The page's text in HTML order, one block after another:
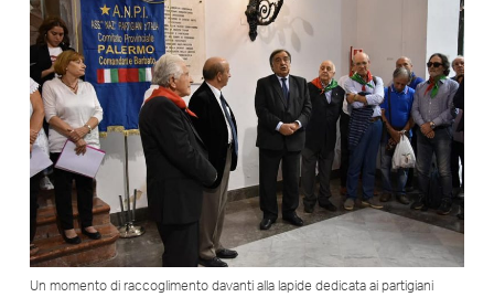
Un momento di raccoglimento davanti alla lapide dedicata ai partigiani